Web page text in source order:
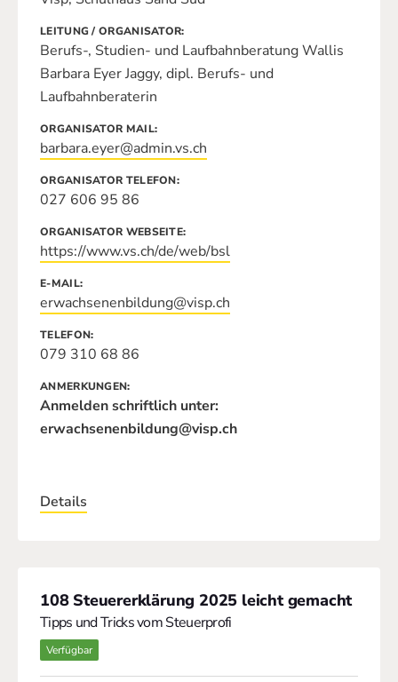
LEITUNG / ORGANISATOR
Berufs-, Studien- und Laufbahnberatung Wallis
Barbara Eyer Jaggy, dipl. Berufs- und
Laufbahnberaterin
ORGANISATOR MAIL
barbara.eyer@admin.vs.ch
ORGANISATOR TELEFON
027 606 95 86
ORGANISATOR WEBSEITE
https://www.vs.ch/de/web/bsl
E-MAIL
erwachsenenbildung@visp.ch
TELEFON
079 310 68 86
ANMERKUNGEN
Anmelden schriftlich unter:
erwachsenenbildung@visp.ch
Details
108 Steuererklärung 2025 leicht gemacht
Tipps und Tricks vom Steuerprofi
Verfügbar